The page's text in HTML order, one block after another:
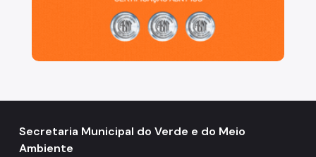
Secretaria Municipal do Verde e do Meio
Ambiente